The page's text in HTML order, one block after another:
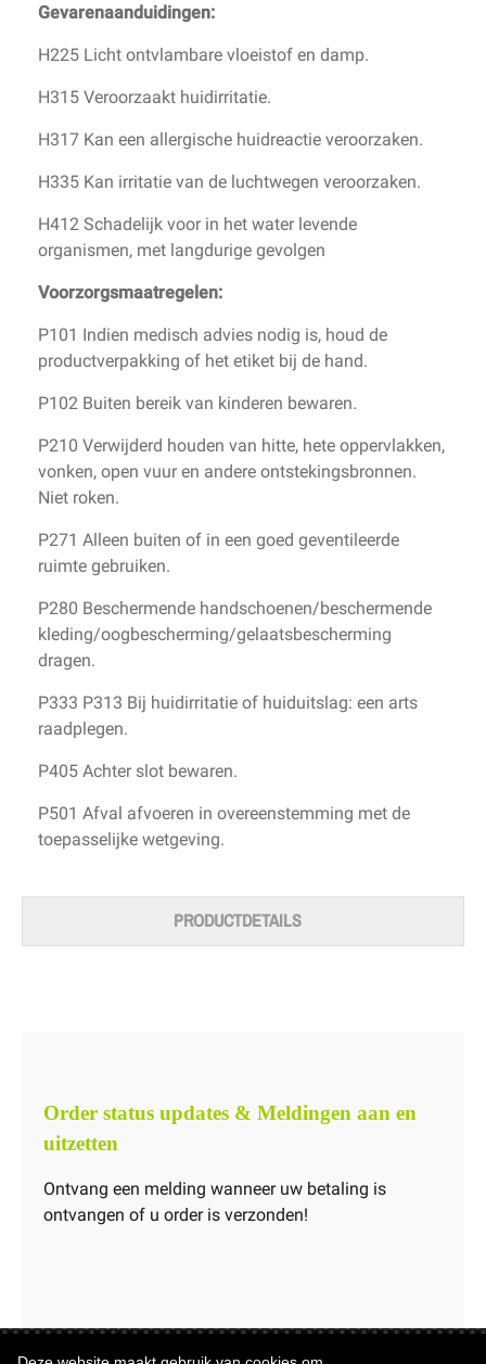
Gevarenaanduidingen:
H225 Licht ontvlambare vloeistof en damp.
H315 Veroorzaakt huidirritatie.
H317 Kan een allergische huidreactie veroorzaken.
H335 Kan irritatie van de luchtwegen veroorzaken.
H412 Schadelijk voor in het water levende
organismen, met langdurige gevolgen
Voorzorgsmaatregelen:
P101 Indien medisch advies nodig is, houd de
productverpakking of het etiket bij de hand.
P102 Buiten bereik van kinderen bewaren.
P210 Verwijderd houden van hitte, hete oppervlakken,
vonken, open vuur en andere ontstekingsbronnen.
Niet roken.
P271 Alleen buiten of in een goed geventileerde
ruimte gebruiken.
P280 Beschermende handschoenen/beschermende
kleding/oogbescherming/gelaatsbescherming
dragen.
P333 P313 Bij huidirritatie of huiduitslag: een arts
raadplegen.
P405 Achter slot bewaren.
P501 Afval afvoeren in overeenstemming met de
toepasselijke wetgeving.
PRODUCTDETAILS
Order status updates & Meldingen aan en
uitzetten
Ontvang een melding wanneer uw betaling is
ontvangen of u order is verzonden!